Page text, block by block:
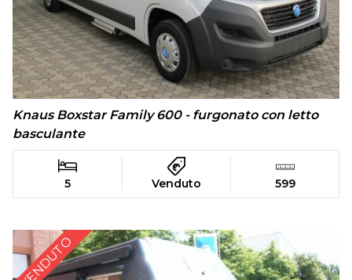
Knaus Boxstar Family 600 - furgonato con letto
basculante
5 Venduto 599
VENDUTO